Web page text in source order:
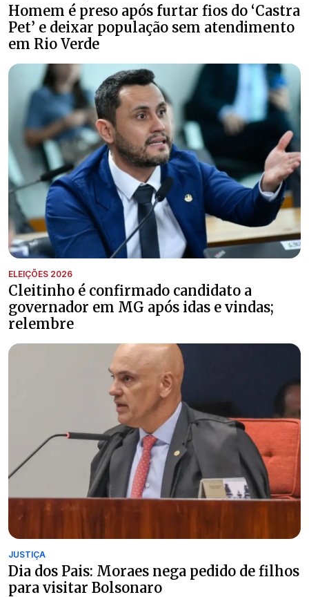
Homem é preso após furtar fios do ‘Castra
Pet’ e deixar população sem atendimento
em Rio Verde
ELEIÇÕES 2026
Cleitinho é confirmado candidato a
governador em MG após idas e vindas;
relembre
JUSTIÇA
Dia dos Pais: Moraes nega pedido de filhos
para visitar Bolsonaro